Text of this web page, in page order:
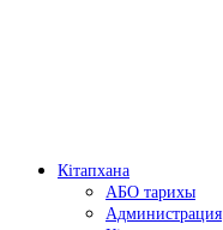
Кітапхана
АБО тарихы
Администрация